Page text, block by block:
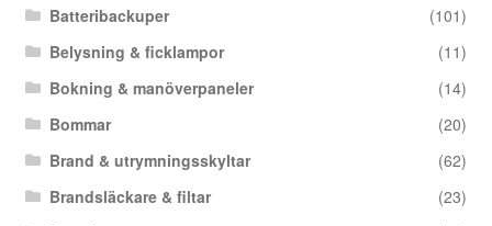
Batteribackuper
(101)
Belysning & ficklampor
(11)
Bokning & manöverpaneler
(14)
Bommar
(20)
Brand & utrymningsskyltar
(62)
Brandsläckare & filtar
(23)